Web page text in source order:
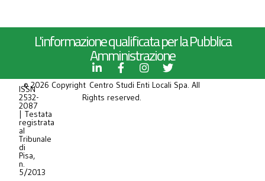
L'informazione qualificata per la Pubblica
Amministrazione
ISSN
2532-
2087
| Testata
registrata
al
Tribunale
di
Pisa,
n.
5/2013
© 2026 Copyright Centro Studi Enti Locali Spa. All
Rights reserved.